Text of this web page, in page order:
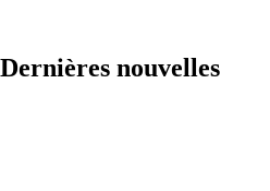
Dernières nouvelles